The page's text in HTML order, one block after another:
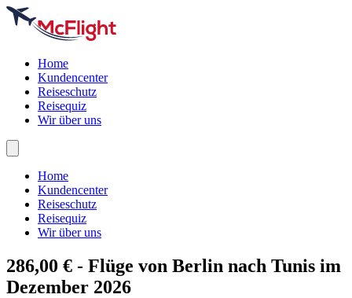
Home
Kundencenter
Reiseschutz
Reisequiz
Wir über uns
Home
Kundencenter
Reiseschutz
Reisequiz
Wir über uns
286,00 € - Flüge von Berlin nach Tunis im
Dezember 2026